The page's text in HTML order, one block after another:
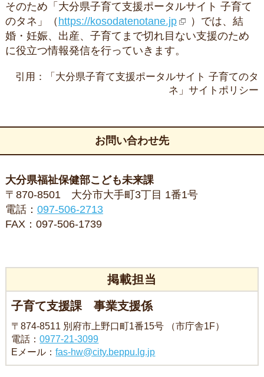
そのため「大分県子育て支援ポータルサイト 子育て
のタネ」（ https://kosodatenotane.jp
）では、結
婚・妊娠、出産、子育てまで切れ目ない支援のため
に役立つ情報発信を行っていきます。
引用：「大分県子育て支援ポータルサイト 子育てのタ
ネ」サイトポリシー
お問い合わせ先
大分県福祉保健部こども未来課
〒870-8501 ⼤分市大手町3丁目 1番1号
電話： 097-506-2713
FAX：097-506-1739
掲載担当
子育て支援課 事業支援係
〒874-8511 別府市上野口町1番15号 （市庁舎1F）
電話：0977-21-3099
Eメール：fas-hw@city.beppu.lg.jp